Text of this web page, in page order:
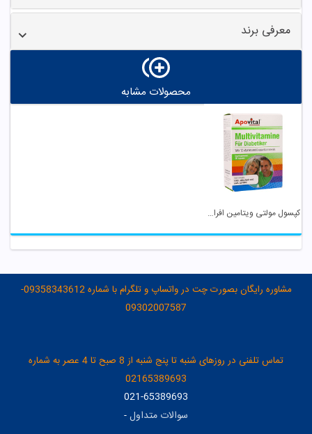
معرفی برند
محصولات مشابه
کپسول مولتی ویتامین افراد دیابتی آپوویتال
مشاوره رایگان بصورت چت در واتساپ و تلگرام با شماره 09358343612-
09302007587
تماس تلفنی در روزهای شنبه تا پنج شنبه از 8 صبح تا 4 عصر به شماره
02165389693
021-65389693
سوالات متداول-